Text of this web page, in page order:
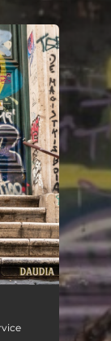
03:13